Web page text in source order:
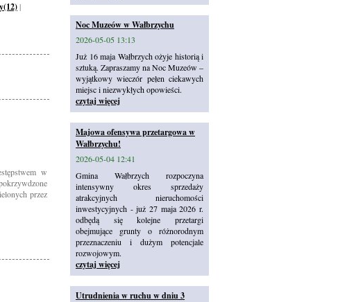
|
w
przez
Noc Muzeów w Wałbrzychu
2026-05-05 13:13
Już 16 maja Wałbrzych ożyje historią i
sztuką. Zapraszamy na Noc Muzeów –
wyjątkowy wieczór pełen ciekawych
miejsc i niezwykłych opowieści.
czytaj więcej
Majowa ofensywa przetargowa w
Wałbrzychu!
2026-05-04 12:41
Gmina Wałbrzych rozpoczyna
intensywny okres sprzedaży
atrakcyjnych nieruchomości
inwestycyjnych - już 27 maja 2026 r.
odbędą się kolejne przetargi
obejmujące grunty o różnorodnym
przeznaczeniu i dużym potencjale
rozwojowym.
czytaj więcej
Utrudnienia w ruchu w dniu 3